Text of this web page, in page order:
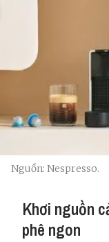
Nguồn: Nespresso.
Khơi nguồn
phê ngon